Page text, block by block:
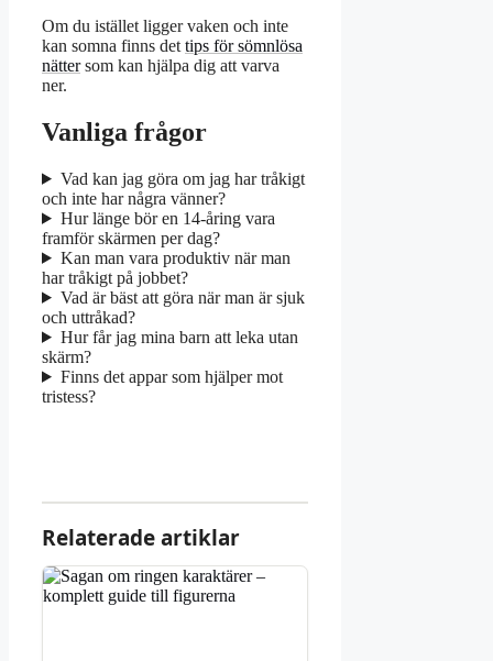
Om du istället ligger vaken och inte
kan somna finns det tips för sömnlösa
nättersom kan hjälpa dig att varva
ner.
Vanliga frågor
Vad kan jag göra om jag har tråkigt
och inte har några vänner?
Hur länge bör en 14-åring vara
framför skärmen per dag?
Kan man vara produktiv när man
har tråkigt på jobbet?
Vad är bäst att göra när man är sjuk
och uttråkad?
Hur får jag mina barn att leka utan
skärm?
Finns det appar som hjälper mot
tristess?
Relaterade artiklar